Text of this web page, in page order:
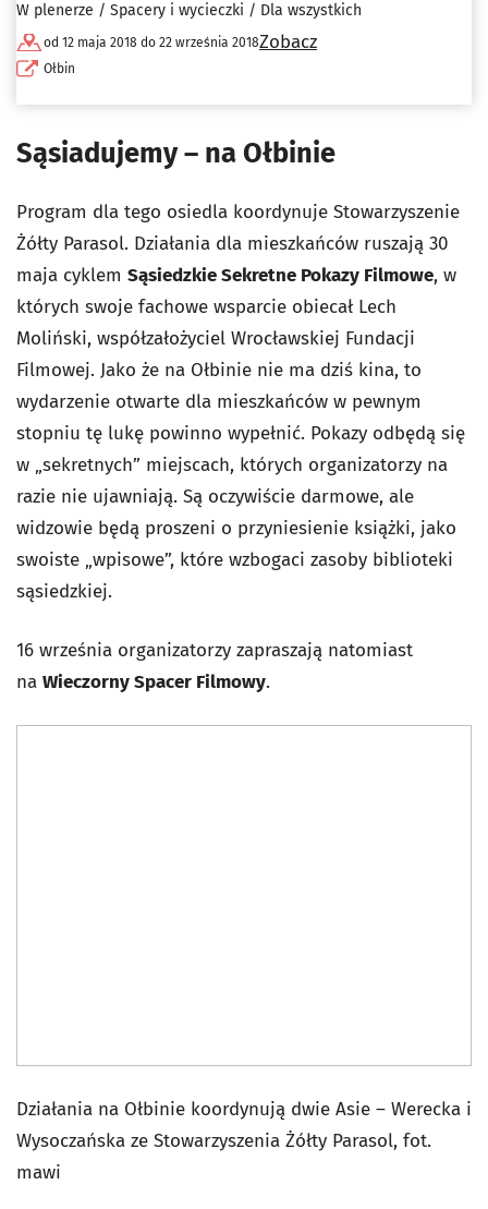
W plenerze / Spacery i wycieczki / Dla wszystkich
od 12 maja 2018 do 22 września 2018
Ołbin
Zobacz
Sąsiadujemy – na Ołbinie
Program dla tego osiedla koordynuje Stowarzyszenie
Żółty Parasol. Działania dla mieszkańców ruszają 30
maja cyklem Sąsiedzkie Sekretne Pokazy Filmowe, w
których swoje fachowe wsparcie obiecał Lech
Moliński, współzałożyciel Wrocławskiej Fundacji
Filmowej. Jako że na Ołbinie nie ma dziś kina, to
wydarzenie otwarte dla mieszkańców w pewnym
stopniu tę lukę powinno wypełnić. Pokazy odbędą się
w „sekretnych” miejscach, których organizatorzy na
razie nie ujawniają. Są oczywiście darmowe, ale
widzowie będą proszeni o przyniesienie książki, jako
swoiste „wpisowe”, które wzbogaci zasoby biblioteki
sąsiedzkiej.
16 września organizatorzy zapraszają natomiast
na Wieczorny Spacer Filmowy.
Działania na Ołbinie koordynują dwie Asie – Werecka i
Wysoczańska ze Stowarzyszenia Żółty Parasol, fot.
mawi